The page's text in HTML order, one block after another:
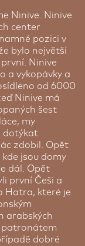
Ninive. Ninive
center
pozici v
bylo největší
Ninive
a vykopávky a
od 6000
Ninive má
šest
my
dotýkat
zdobil. Opět
jsou domy
dál. Opět
první Češi a
Hatra, které je
arabských
patronátem
dobré